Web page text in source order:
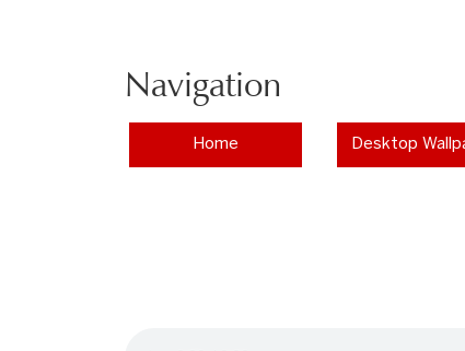
Navigation
Home Desktop